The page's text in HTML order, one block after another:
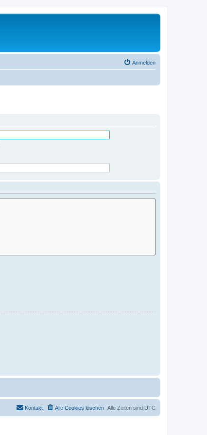
Anmelden
Alle Zeiten sind UTC
Alle Cookies löschen
Kontakt